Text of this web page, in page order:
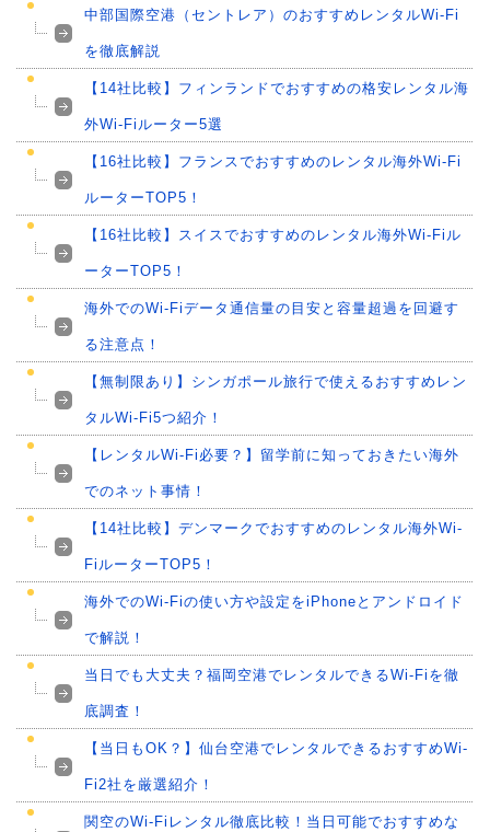
中部国際空港（セントレア）のおすすめレンタルWi-Fi
を徹底解説
【14社比較】フィンランドでおすすめの格安レンタル海
外Wi-Fiルーター5選
【16社比較】フランスでおすすめのレンタル海外Wi-Fi
ルーターTOP5！
【16社比較】スイスでおすすめのレンタル海外Wi-Fiル
ーターTOP5！
海外でのWi-Fiデータ通信量の目安と容量超過を回避す
る注意点！
【無制限あり】シンガポール旅行で使えるおすすめレン
タルWi-Fi5つ紹介！
【レンタルWi-Fi必要？】留学前に知っておきたい海外
でのネット事情！
【14社比較】デンマークでおすすめのレンタル海外Wi-
FiルーターTOP5！
海外でのWi-Fiの使い方や設定をiPhoneとアンドロイド
で解説！
当日でも大丈夫？福岡空港でレンタルできるWi-Fiを徹
底調査！
【当日もOK？】仙台空港でレンタルできるおすすめWi-
Fi2社を厳選紹介！
関空のWi-Fiレンタル徹底比較！当日可能でおすすめな